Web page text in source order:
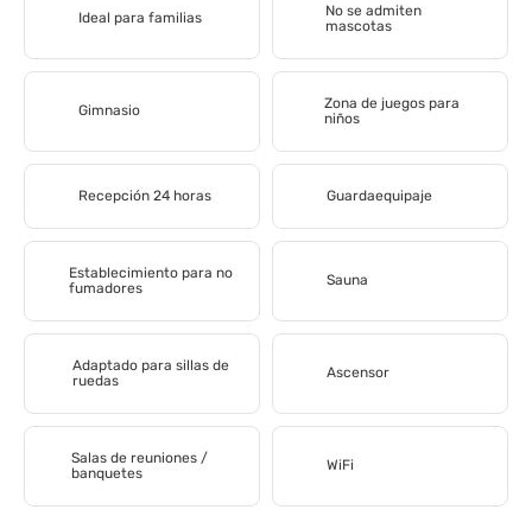
Ideal para familias
No se admiten
mascotas
Gimnasio
Zona de juegos para
niños
Recepción 24 horas Guardaequipaje
Establecimiento para no
fumadores
Sauna
Adaptado para sillas de
ruedas
Ascensor
Salas de reuniones /
banquetes
WiFi